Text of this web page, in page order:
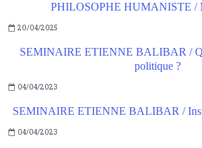
PHILOSOPHE HUMANISTE /
20/04/2025
SEMINAIRE ETIENNE BALIBAR /
politique ?
04/04/2023
SEMINAIRE ETIENNE BALIBAR /
04/04/2023